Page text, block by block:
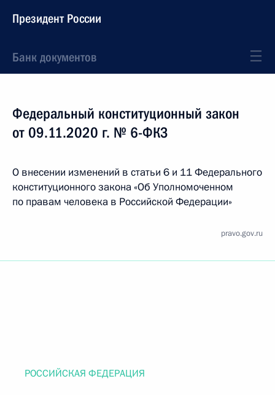
Президент России
Банк документов
Федеральный конституционный закон
от 09.11.2020 г. № 6-ФКЗ
О внесении изменений в статьи 6 и 11 Федерального
конституционного закона «Об Уполномоченном
по правам человека в Российской Федерации»
pravo.gov.ru
РОССИЙСКАЯ ФЕДЕРАЦИЯ